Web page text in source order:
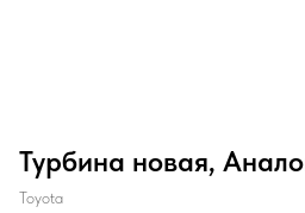
Турбина новая,
Toyota